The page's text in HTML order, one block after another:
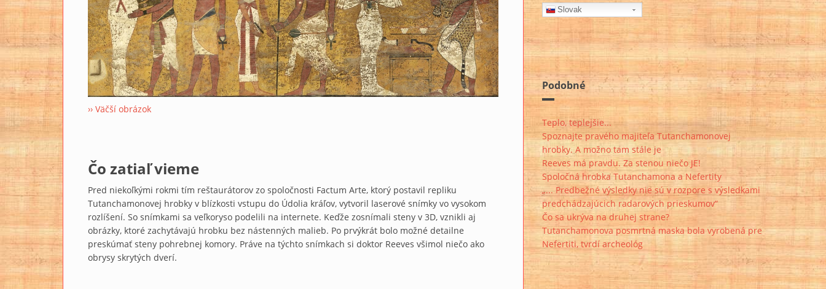
›› Väčší obrázok
Čo zatiaľ vieme
Pred niekoľkými rokmi tím reštaurátorov zo spoločnosti Factum Arte, ktorý postavil repliku
Tutanchamonovej hrobky v blízkosti vstupu do Údolia kráľov, vytvoril laserové snímky vo vysokom
rozlíšení. So snímkami sa veľkoryso podelili na internete. Keďže zosnímali steny v 3D, vznikli aj
obrázky, ktoré zachytávajú hrobku bez nástenných malieb. Po prvýkrát bolo možné detailne
preskúmať steny pohrebnej komory. Práve na týchto snímkach si doktor Reeves všimol niečo ako
obrysy skrytých dverí.
Slovak
Podobné
Teplo, teplejšie...
Spoznajte pravého majiteľa Tutanchamonovej
hrobky. A možno tam stále je
Reeves má pravdu. Za stenou niečo JE!
Spoločná hrobka Tutanchamona a Nefertity
„... Predbežné výsledky nie sú v rozpore s výsledkami
predchádzajúcich radarových prieskumov“
Čo sa ukrýva na druhej strane?
Tutanchamonova posmrtná maska bola vyrobená pre
Nefertiti, tvrdí archeológ